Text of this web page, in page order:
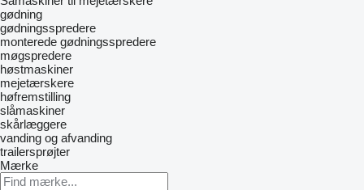
gødning
gødningsspredere
monterede gødningsspredere
møgspredere
høstmaskiner
mejetærskere
høfremstilling
slåmaskiner
skårlæggere
vanding og afvanding
trailersprøjter
Mærke